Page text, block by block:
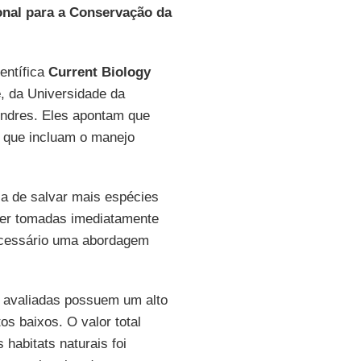
para a Conservação da
Current Biology
, da Universidade da
Eles apontam que
incluam o manejo
de salvar mais espécies
tomadas imediatamente
uma abordagem
possuem um alto
baixos. O valor total
habitats naturais foi